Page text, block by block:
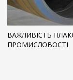
ВАЖЛИВІСТЬ
ПРОМИСЛОВОСТІ